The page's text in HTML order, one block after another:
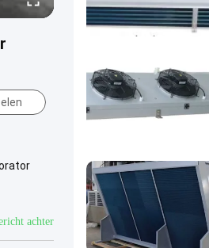
achter